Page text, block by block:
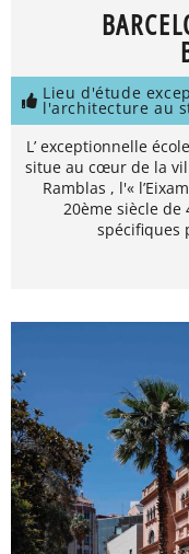
Lieu d'étude
l'architecture au
L’ exceptionnelle
situe au cœur de la
Ramblas , l'«
20ème siècle de
spécifiques